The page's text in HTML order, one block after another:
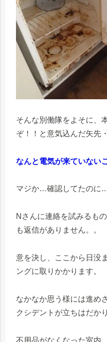
そんな別働隊をよそに、
ぞ！！と意気込んだ矢先
なんと電気が来ていない
マジか…確認してたのに…
Nさんに連絡を試みるも
も返信がありません。。
意を決し、ここから日没
ングに取りかかります。
なかなか思う様には進め
クシデントが立ちはだか
不用品がなくなった室内。